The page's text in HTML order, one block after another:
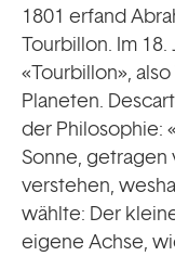
1801 erfand
Tourbillon. Im
«Tourbillon»,
Planeten.
der Philosophie:
Sonne, getragen
verstehen,
wählte: Der
eigene Achse,